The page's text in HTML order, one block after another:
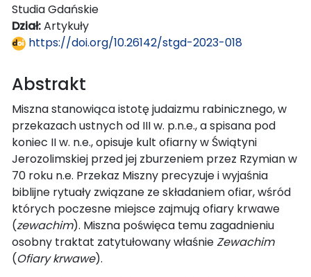
Studia Gdańskie
Dział:Artykuły
https://doi.org/10.26142/stgd-2023-018
Abstrakt
Miszna stanowiąca istotę judaizmu rabinicznego, w
przekazach ustnych od III w. p.n.e., a spisana pod
koniec II w. n.e., opisuje kult ofiarny w Świątyni
Jerozolimskiej przed jej zburzeniem przez Rzymian w
70 roku n.e. Przekaz Miszny precyzuje i wyjaśnia
biblijne rytuały związane ze składaniem ofiar, wśród
których poczesne miejsce zajmują ofiary krwawe
(zewachim). Miszna poświęca temu zagadnieniu
osobny traktat zatytułowany właśnieZewachim
(Ofiary krwawe).